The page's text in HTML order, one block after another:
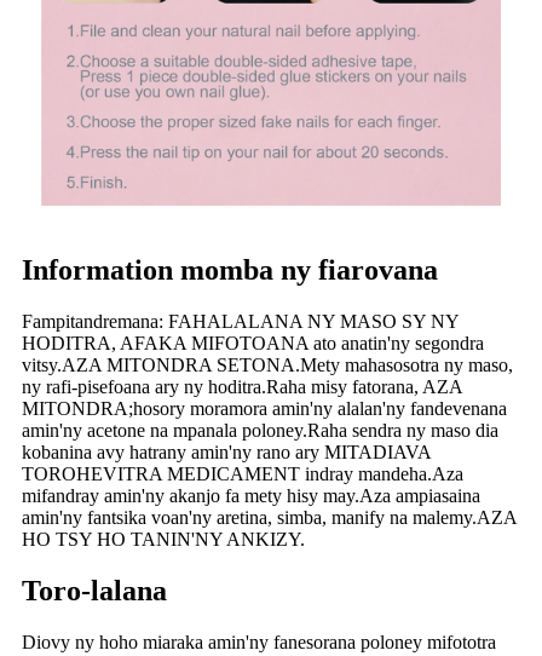
Information momba ny fiarovana
Fampitandremana: FAHALALANA NY MASO SY NY
HODITRA, AFAKA MIFOTOANA ato anatin'ny segondra
vitsy.AZA MITONDRA SETONA.Mety mahasosotra ny maso,
ny rafi-pisefoana ary ny hoditra.Raha misy fatorana, AZA
MITONDRA;hosory moramora amin'ny alalan'ny fandevenana
amin'ny acetone na mpanala poloney.Raha sendra ny maso dia
kobanina avy hatrany amin'ny rano ary MITADIAVA
TOROHEVITRA MEDICAMENT indray mandeha.Aza
mifandray amin'ny akanjo fa mety hisy may.Aza ampiasaina
amin'ny fantsika voan'ny aretina, simba, manify na malemy.AZA
HO TSY HO TANIN'NY ANKIZY.
Toro-lalana
Diovy ny hoho miaraka amin'ny fanesorana poloney mifototra